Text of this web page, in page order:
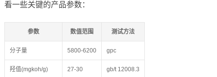
看一些关键的产品参数：
参数 数值范围 测试方法
分子量 5800-6200 gpc
羟值(mgkoh/g) 27-30 gb/t 12008.3